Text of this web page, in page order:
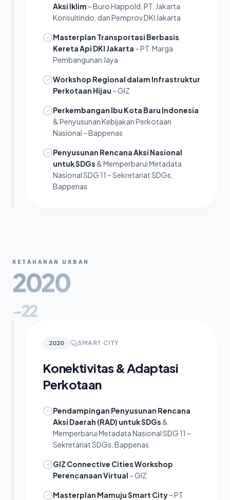
Aksi Iklim – Buro Happold, PT. Jakarta
Konsultindo, dan Pemprov DKI Jakarta
Masterplan Transportasi Berbasis
Kereta Api DKI Jakarta – PT. Marga
Pembangunan Jaya
Workshop Regional dalam Infrastruktur
Perkotaan Hijau – GIZ
Perkembangan Ibu Kota Baru Indonesia
& Penyusunan Kebijakan Perkotaan
Nasional – Bappenas
Penyusunan Rencana Aksi Nasional
untuk SDGs & Memperbarui Metadata
Nasional SDG 11 – Sekretariat SDGs,
Bappenas
KETAHANAN URBAN
2020
-22
2020 SMART CITY
Konektivitas & Adaptasi
Perkotaan
Pendampingan Penyusunan Rencana
Aksi Daerah (RAD) untuk SDGs &
Memperbarui Metadata Nasional SDG 11 –
Sekretariat SDGs, Bappenas
GIZ Connective Cities Workshop
Perencanaan Virtual – GIZ
Masterplan Mamuju Smart City– PT